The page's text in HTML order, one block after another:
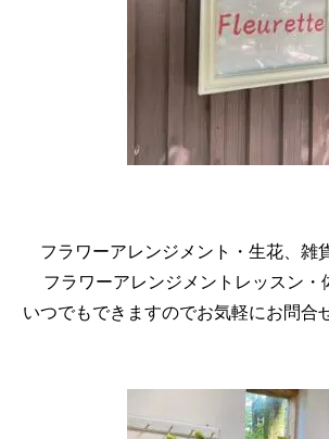
フラワーアレンジメント・生花、雑
フラワーアレンジメントレッスン
いつでもできますのでお気軽にお問合